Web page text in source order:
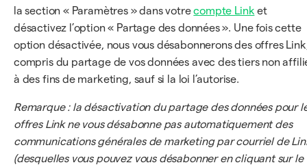
la section « Paramètres » dans votrecompte Link et
désactivez l’option « Partage des données ». Une fois cette
option désactivée, nous vous désabonnerons des offres
compris du partage de vos données avec des tiers non
à des fins de marketing, sauf si la loi l’autorise.
Remarque : la désactivation du partage des données pour
offres Link ne vous désabonne pas automatiquement des
communications générales de marketing par courriel de
(desquelles vous pouvez vous désabonner en cliquant sur le